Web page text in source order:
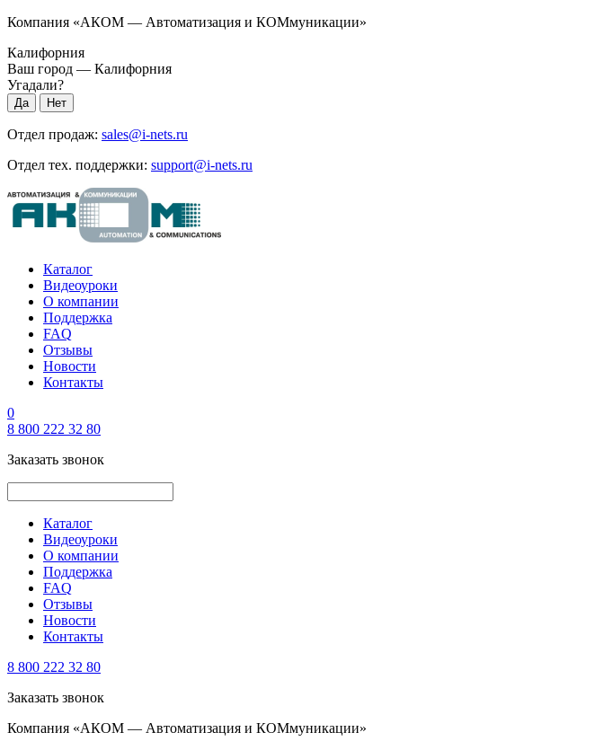
Компания «АКОМ — Автоматизация и КОМмуникации»
Калифорния
Ваш город — Калифорния
Угадали?
Отдел продаж: sales@i-nets.ru
Отдел тех. поддержки: support@i-nets.ru
Каталог
Видеоуроки
О компании
Поддержка
FAQ
Отзывы
Новости
Контакты
0
8 800 222 32 80
Заказать звонок
Каталог
Видеоуроки
О компании
Поддержка
FAQ
Отзывы
Новости
Контакты
8 800 222 32 80
Заказать звонок
Компания «АКОМ — Автоматизация и КОМмуникации»